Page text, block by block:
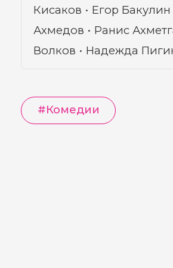
Кисаков
Егор Бакулин
Ахмедов
Ранис
Волков
Надежда
#Комедии